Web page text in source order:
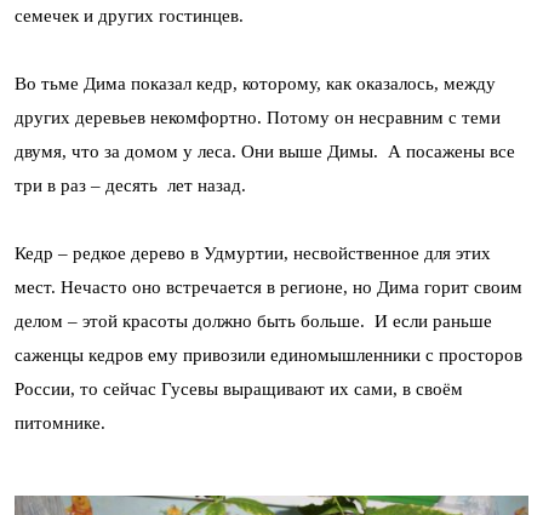
семечек и других гостинцев.
Во тьме Дима показал кедр, которому, как оказалось, между
других деревьев некомфортно. Потому он несравним с теми
двумя, что за домом у леса. Они выше Димы. А посажены все
три в раз – десять лет назад.
Кедр – редкое дерево в Удмуртии, несвойственное для этих
мест. Нечасто оно встречается в регионе, но Дима горит своим
делом – этой красоты должно быть больше. И если раньше
саженцы кедров ему привозили единомышленники с просторов
России, то сейчас Гусевы выращивают их сами, в своём
питомнике.